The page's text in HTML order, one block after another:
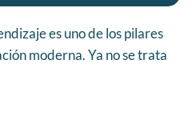
es uno de los pilares
moderna. Ya no se trata